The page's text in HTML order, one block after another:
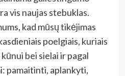
vis naujas stebuklas.
kad mūsų tikėjimas
poelgiais, kuriais
bei sielai ir pagal
pamaitinti, aplankyti,